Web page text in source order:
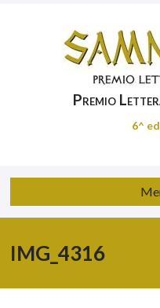
Premio
6^
IMG_4316